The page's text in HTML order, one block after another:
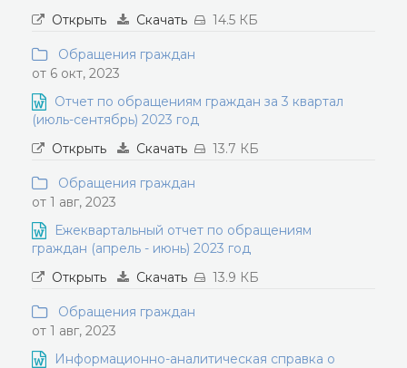
Открыть
Скачать 14.5 КБ
Обращения граждан
от 6 окт, 2023
Отчет по обращениям граждан за 3 квартал
(июль-сентябрь) 2023 год
Открыть
Скачать 13.7 КБ
Обращения граждан
от 1 авг, 2023
Ежеквартальный отчет по обращениям
граждан (апрель - июнь) 2023 год
Открыть
Скачать 13.9 КБ
Обращения граждан
от 1 авг, 2023
Информационно-аналитическая справка о